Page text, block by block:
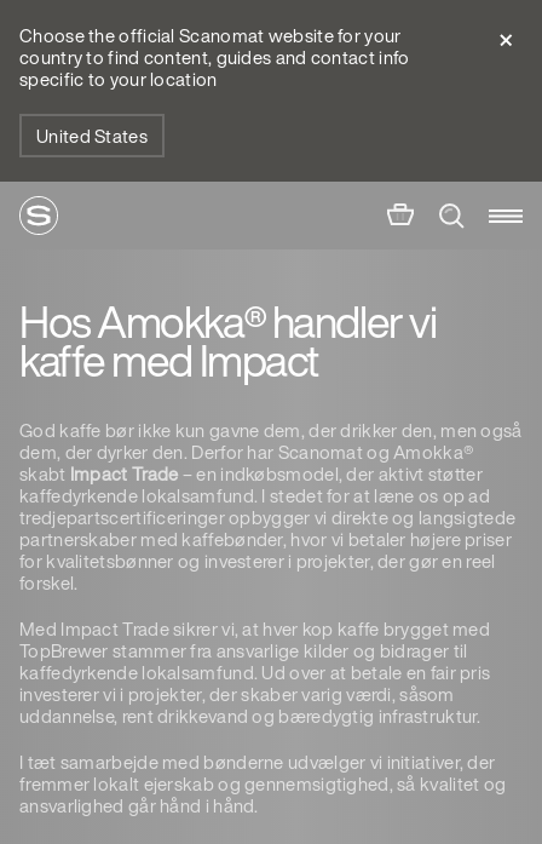
Choose the official Scanomat website for your
country to find content, guides and contact info
specific to your location
United States
Hos Amokka® handler vi
kaffe med Impact
God kaffe bør ikke kun gavne dem, der drikker den, men også
dem, der dyrker den. Derfor har Scanomat og Amokka®
skabt Impact Trade– en indkøbsmodel, der aktivt støtter
kaffedyrkende lokalsamfund. I stedet for at læne os op ad
tredjepartscertificeringer opbygger vi direkte og langsigtede
partnerskaber med kaffebønder, hvor vi betaler højere priser
for kvalitetsbønner og investerer i projekter, der gør en reel
forskel.
Med Impact Trade sikrer vi, at hver kop kaffe brygget med
TopBrewer stammer fra ansvarlige kilder og bidrager til
kaffedyrkende lokalsamfund. Ud over at betale en fair pris
investerer vi i projekter, der skaber varig værdi, såsom
uddannelse, rent drikkevand og bæredygtig infrastruktur.
I tæt samarbejde med bønderne udvælger vi initiativer, der
fremmer lokalt ejerskab og gennemsigtighed, så kvalitet og
ansvarlighed går hånd i hånd.